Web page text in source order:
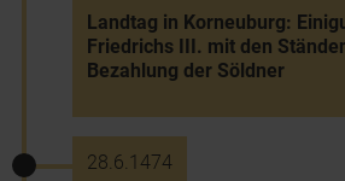
Landtag in Korneuburg:
Friedrichs III. mit den
Bezahlung der Söldner
28.6.1474